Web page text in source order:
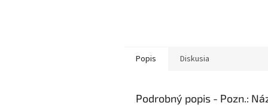
Popis Diskusia
Podrobný popis